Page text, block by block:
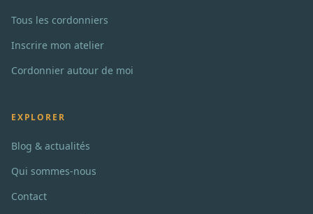
Tous les cordonniers
Inscrire mon atelier
Cordonnier autour de moi
EXPLORER
Blog & actualités
Qui sommes-nous
Contact